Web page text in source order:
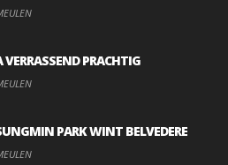
PRACHTIG
PARK WINT BELVEDERE